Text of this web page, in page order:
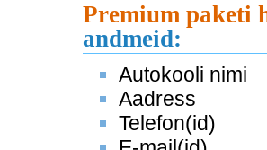
Premium paketi
andmeid:
Autokooli nimi
Aadress
Telefon(id)